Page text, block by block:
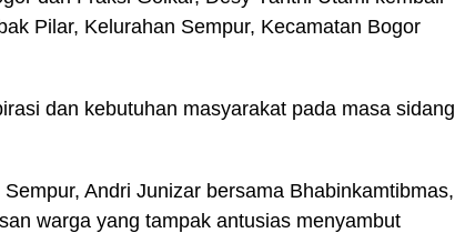
Pilar, Kelurahan Sempur, Kecamatan Bogor
dan kebutuhan masyarakat pada masa sidang
Andri Junizar bersama Bhabinkamtibmas,
warga yang tampak antusias menyambut